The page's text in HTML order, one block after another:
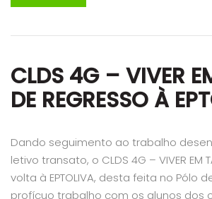
CLDS 4G – VIVER
DE REGRESSO À
Dando seguimento ao trabalho
letivo transato, o CLDS 4G – VIVER EM
volta à EPTOLIVA, desta feita no Pólo
profícuo trabalho com os alunos dos